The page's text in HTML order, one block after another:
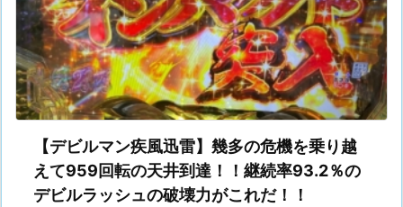
【デビルマン疾風迅雷】幾多の危機を乗り越
えて959回転の天井到達！！継続率93.2％の
デビルラッシュの破壊力がこれだ！！